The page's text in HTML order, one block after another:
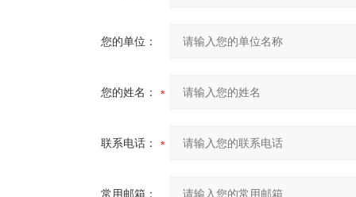
您的单位：
您的姓名：
联系电话：
常用邮箱：